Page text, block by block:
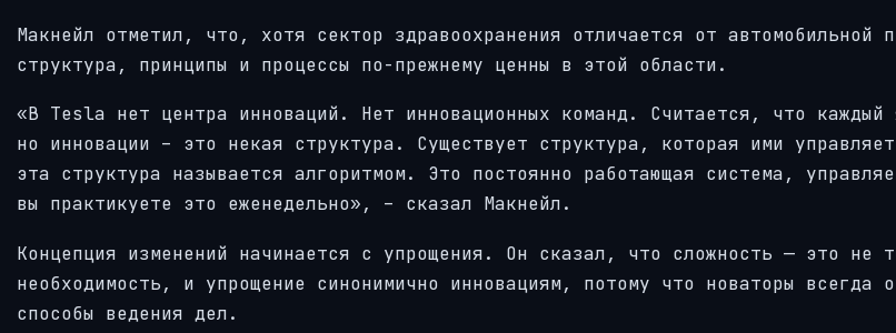
Макнейл отметил, что, хотя сектор здравоохранения отличается от автомобильной
структура, принципы и процессы по-прежнему ценны в этой области.
«В Tesla нет центра инноваций. Нет инновационных команд. Считается, что каждый
но инновации – это некая структура. Существует структура, которая ими
эта структура называется алгоритмом. Это постоянно работающая система,
вы практикуете это еженедельно», – сказал Макнейл.
Концепция изменений начинается с упрощения. Он сказал, что сложность — это не
необходимость, и упрощение синонимично инновациям, потому что новаторы всегда
способы ведения дел.